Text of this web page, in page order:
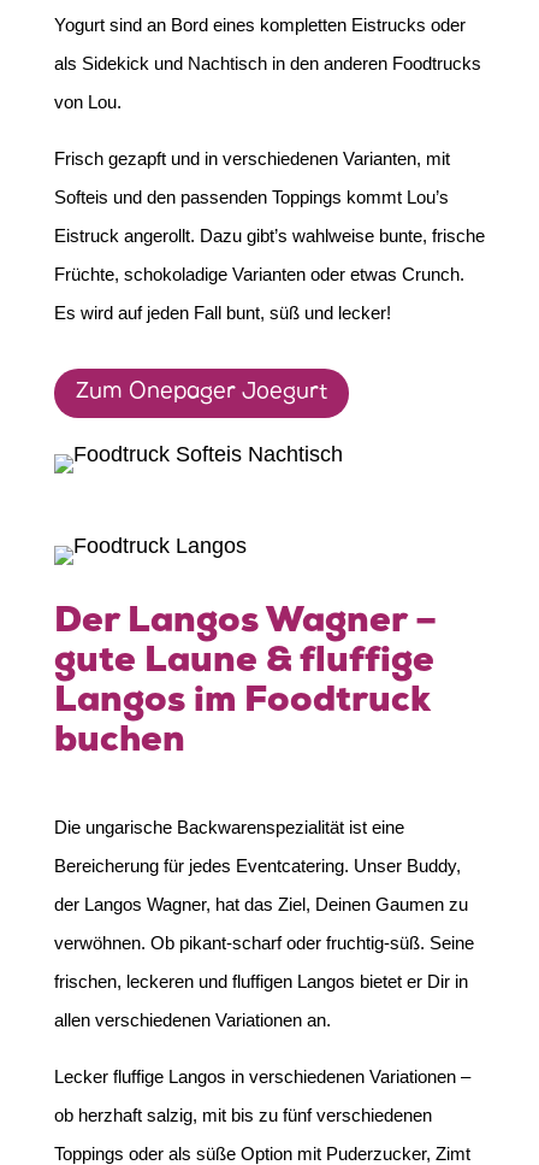
Yogurt sind an Bord eines kompletten Eistrucks oder
als Sidekick und Nachtisch in den anderen Foodtrucks
von Lou.
Frisch gezapft und in verschiedenen Varianten, mit
Softeis und den passenden Toppings kommt Lou’s
Eistruck angerollt. Dazu gibt’s wahlweise bunte, frische
Früchte, schokoladige Varianten oder etwas Crunch.
Es wird auf jeden Fall bunt, süß und lecker!
Zum Onepager Joegurt
Der Langos Wagner –
gute Laune & fluffige
Langos im Foodtruck
buchen
Die ungarische Backwarenspezialität ist eine
Bereicherung für jedes Eventcatering. Unser Buddy,
der Langos Wagner, hat das Ziel, Deinen Gaumen zu
verwöhnen. Ob pikant-scharf oder fruchtig-süß. Seine
frischen, leckeren und fluffigen Langos bietet er Dir in
allen verschiedenen Variationen an.
Lecker fluffige Langos in verschiedenen Variationen –
ob herzhaft salzig, mit bis zu fünf verschiedenen
Toppings oder als süße Option mit Puderzucker, Zimt